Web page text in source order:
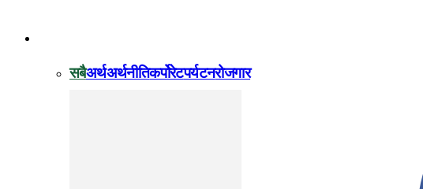
सबैअर्थअर्थनीतिकर्पोरेटपर्यटनरोजगार